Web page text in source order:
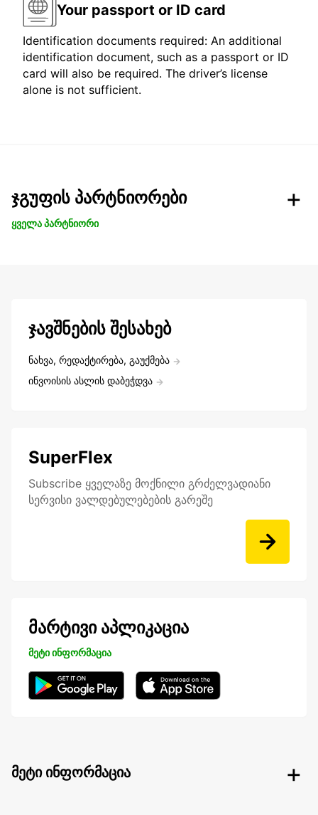
Your passport or ID card
Identification documents required: An additional
identification document, such as a passport or ID
card will also be required. The driver’s license
alone is not sufficient.
ჯგუფის პარტნიორები
ყველა პარტნიორი
ჯავშნების შესახებ
ნახვა, რედაქტირება, გაუქმება
ინვოისის ასლის დაბეჭდვა
SuperFlex
Subscribe ყველაზე მოქნილი გრძელვადიანი
სერვისი ვალდებულებების გარეშე
მარტივი აპლიკაცია
მეტი ინფორმაცია
მეტი ინფორმაცია